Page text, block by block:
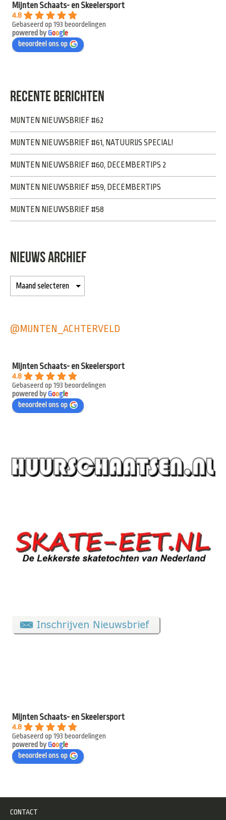
Mijnten Schaats- en Skeelersport
4.8
Gebaseerd op 193 beoordelingen
powered byGooge
beoordeel ons op
RECENTE BERICHTEN
MIJNTEN NIEUWSBRIEF #62
MIJNTEN NIEUWSBRIEF #61, NATUURIJS SPECIAL!
MIJNTEN NIEUWSBRIEF #60, DECEMBERTIPS 2
MIJNTEN NIEUWSBRIEF #59, DECEMBERTIPS
MIJNTEN NIEUWSBRIEF #58
NIEUWS ARCHIEF
@MIJNTEN_ACHTERVELD
Mijnten Schaats- en Skeelersport
4.8
Gebaseerd op 193 beoordelingen
powered byGooge
beoordeel ons op
Mijnten Schaats- en Skeelersport
4.8
Gebaseerd op 193 beoordelingen
powered byGooge
beoordeel ons op
CONTACT